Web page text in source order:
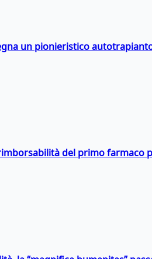
un pionieristico
del primo farmaco